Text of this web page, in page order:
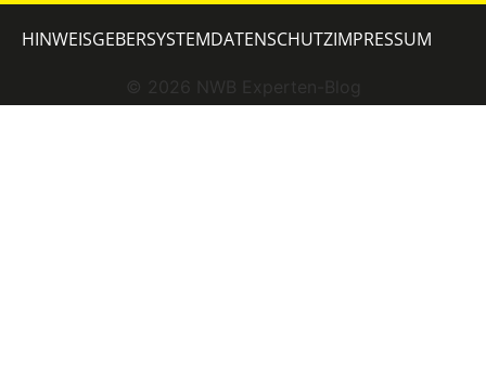
© 2026 NWB Experten-Blog
HINWEISGEBERSYSTEMDATENSCHUTZIMPRESSUM